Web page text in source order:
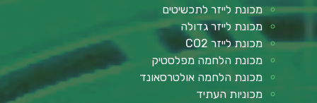
מכונת לייזר לתכשיטים
מכונת לייזר גדולה
מכונת לייזר CO2
מכונת הלחמה מפלסטיק
מכונת הלחמה אולטרסאונד
מכוניות העתיד